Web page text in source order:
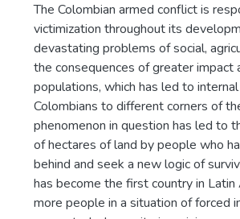
The Colombian armed conflict is
victimization throughout its
devastating problems of social,
the consequences of greater
populations, which has led to
Colombians to different corners of
phenomenon in question has led to
of hectares of land by people who
behind and seek a new logic of
has become the first country in
more people in a situation of forced